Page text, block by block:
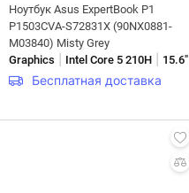
Ноутбук Asus ExpertBook P1
P1503CVA-S72831X (90NX0881-
M03840) Misty Grey
Graphics
Intel Core 5 210H 15.6"
Бесплатная доставка